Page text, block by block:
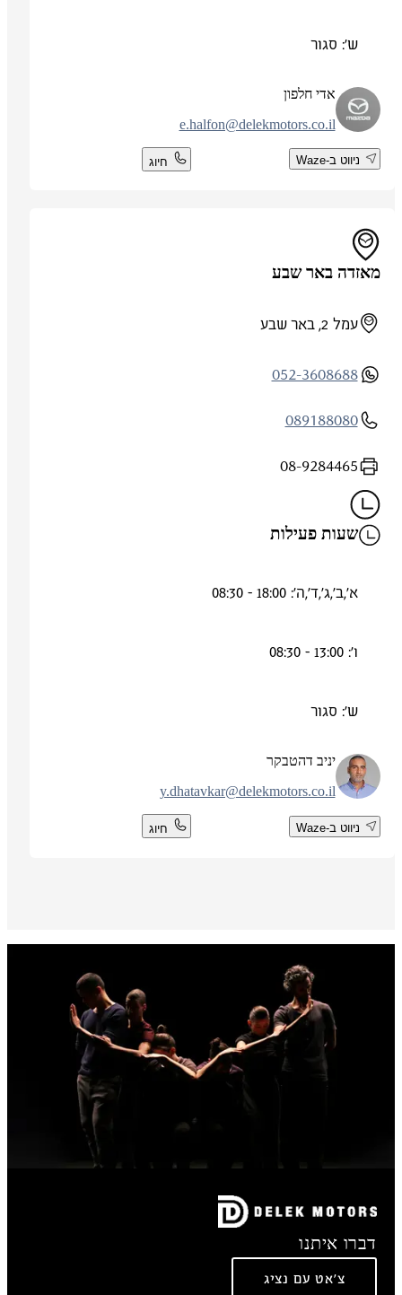
ש': סגור
אדי חלפון
e.halfon@delekmotors.co.il
ניווט ב-Waze חיוג
מאזדה באר שבע
עמל 2, באר שבע
052-3608688
089188080
08-9284465
שעות פעילות
א',ב',ג',ד',ה': 18:00 - 08:30
ש': סגור
יניב דהטבקר
y.dhatavkar@delekmotors.co.il
ניווט ב-Waze חיוג
דברו איתנו
צ'אט עם נציג